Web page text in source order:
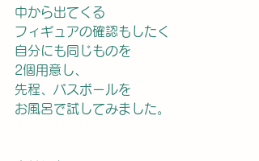
中から出てくる
フィギュアの確認もしたく
自分にも同じものを
2個用意し、
先程、バスボールを
お風呂で試してみました。